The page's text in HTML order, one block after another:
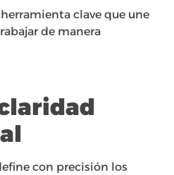
clave que une
de manera
con precisión los